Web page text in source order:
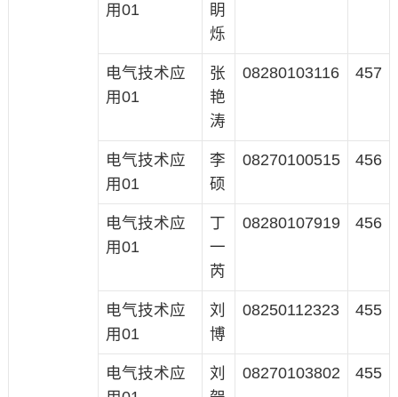
用01
眀
烁
电气技术应
用01
张
艳
涛
08280103116 457
电气技术应
用01
李
硕
08270100515 456
电气技术应
用01
丁
一
芮
08280107919 456
电气技术应
用01
刘
博
08250112323 455
电气技术应
刘
08270103802 455